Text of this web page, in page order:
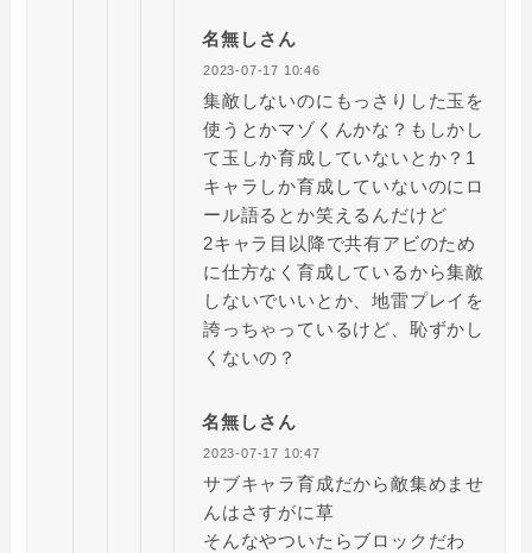
名無しさん
2023-07-17 10:46
集敵しないのにもっさりした玉を
使うとかマゾくんかな？もしかし
て玉しか育成していないとか？1
キャラしか育成していないのにロ
ール語るとか笑えるんだけど
2キャラ目以降で共有アビのため
に仕方なく育成しているから集敵
しないでいいとか、地雷プレイを
誇っちゃっているけど、恥ずかし
くないの？
名無しさん
2023-07-17 10:47
サブキャラ育成だから敵集めませ
んはさすがに草
そんなやついたらブロックだわ